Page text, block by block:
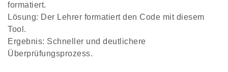
formatiert.
Lösung: Der Lehrer formatiert den Code mit diesem
Tool.
Ergebnis: Schneller und deutlichere
Überprüfungsprozess.